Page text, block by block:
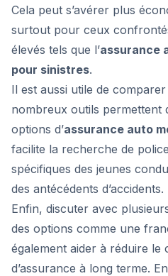
Cela peut s’avérer plus
surtout pour ceux
élevés tels que l’assurance
pour sinistres.
Il est aussi utile de
nombreux outils permettent
options d’assurance auto
facilite la recherche de
spécifiques des jeunes
des antécédents d’accidents.
Enfin, discuter avec
des options comme une
également aider à réduire le
d’assurance à long terme.